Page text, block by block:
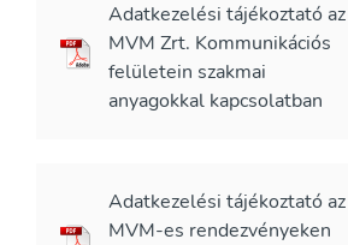
Adatkezelési tájékoztató az
MVM Zrt. Kommunikációs
felületein szakmai
anyagokkal kapcsolatban
Adatkezelési tájékoztató az
MVM-es rendezvényeken